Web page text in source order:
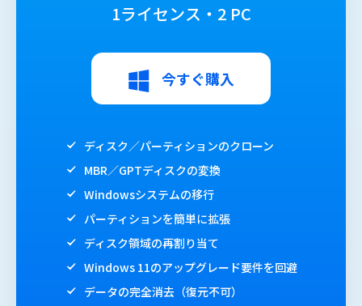
1ライセンス・2 PC
今すぐ購入
ディスク／パーティションのクローン
MBR／GPTディスクの変換
Windowsシステムの移行
パーティションを簡単に拡張
ディスク領域の再割り当て
Windows 11のアップグレード要件を回避
データの完全消去（復元不可）